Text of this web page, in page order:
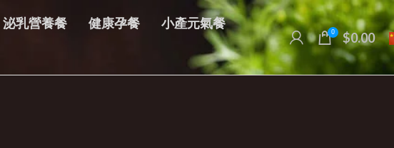
泌乳營養餐 健康孕餐
小產元氣餐
0 $0.00